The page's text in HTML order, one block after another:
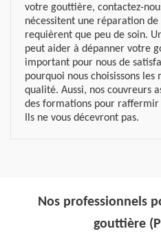
votre gouttière, contactez-
nécessitent une réparation
requièrent que peu de soin.
peut aider à dépanner votre
important pour nous de
pourquoi nous choisissons
qualité. Aussi, nos couvreurs
des formations pour raffermir
Ils ne vous décevront pas.
Nos professionnels
gouttière